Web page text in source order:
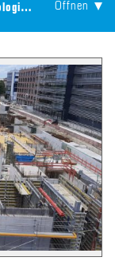
CEILTEC®
Öffnen